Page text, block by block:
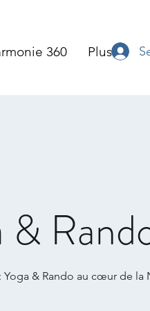
360 Plus
&
Yoga & Rando au cœur de la